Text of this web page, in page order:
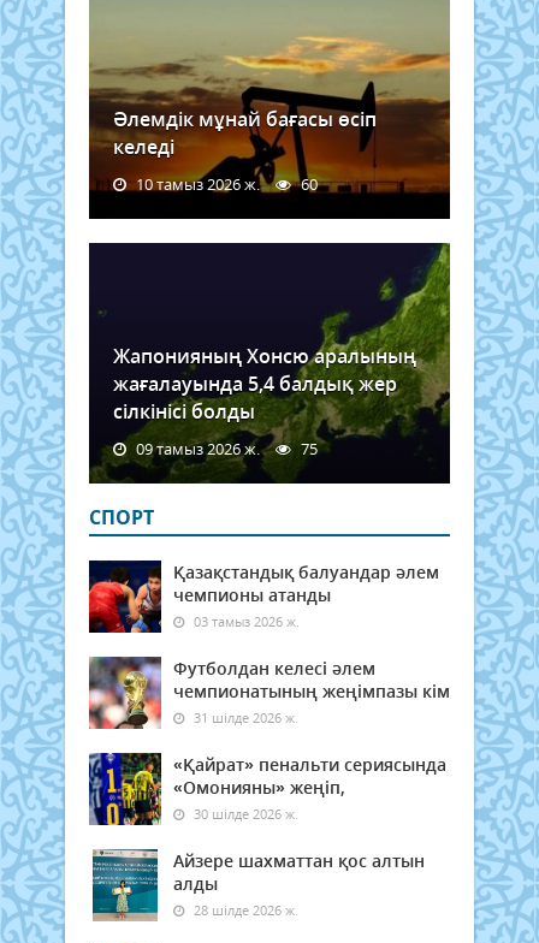
Әлемдік мұнай бағасы өсіп
келеді
10 тамыз 2026 ж. 60
Жапонияның Хонсю аралының
жағалауында 5,4 балдық жер
сілкінісі болды
09 тамыз 2026 ж. 75
СПОРТ
Қазақстандық балуандар әлем
чемпионы атанды
03 тамыз 2026 ж.
Футболдан келесі әлем
чемпионатының жеңімпазы кім
31 шілде 2026 ж.
«Қайрат» пенальти сериясында
«Омонияны» жеңіп,
30 шілде 2026 ж.
Айзере шахматтан қос алтын
алды
28 шілде 2026 ж.